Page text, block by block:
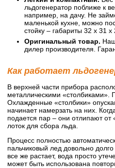
льдогенератор поближе к
например, на дачу. Не
маленькой кухне, можно
стойку – габариты 32 х 31 х
Оригинальный товар.
дилер производителя.
Как работает
В верхней части прибора
металлическими «столбиками».
Охлажденные «столбики»
начинает намерзать на них.
подается пар – они отлипают от
лоток для сбора льда.
Процесс полностью
пальчиковый лед довольно
все же растает, вода просто
может быть использована